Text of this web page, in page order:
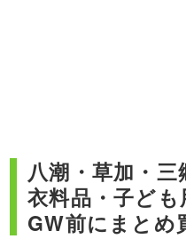
八潮・草加・
衣料品・子ど
GW前にまとめ